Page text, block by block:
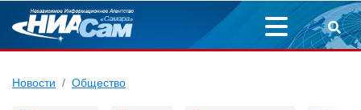
Новости Общество